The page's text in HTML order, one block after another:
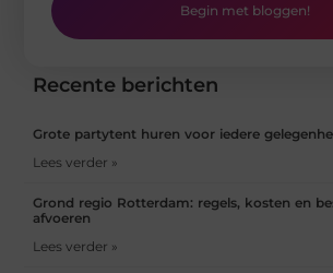
Recente berichten
Grote partytent huren voor iedere
Lees verder »
Grond regio Rotterdam: regels, kosten en
afvoeren
Lees verder »
Begin met bloggen!